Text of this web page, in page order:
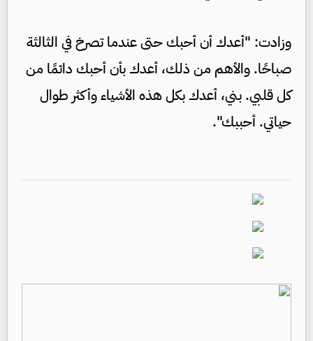
وزادت: "أعدك أن أحبك حتى عندما تصرخ في الثالثة
صباحًا. والأهم من ذلك، أعدك بأن أحبك دائمًا من
كل قلبي. بني، أعدك بكل هذه الأشياء وأكثر طوال
حياتي. أحببك".